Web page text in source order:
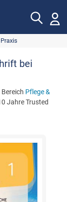
bei
Bereich Pflege &
Jahre Trusted